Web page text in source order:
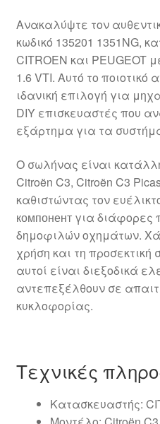
Ανακαλύψτε τον
κωδικό 135201 1351NG,
CITROEN και PEUGEOT
1.6 VTI. Αυτό το ποιοτικό
ιδανική επιλογή για
DIY επισκευαστές που
εξάρτημα για τα
Ο σωλήνας είναι
Citroën C3, Citroën C3
καθιστώντας τον
компонент για
δημοφιλών οχημάτων.
χρήση και τη προσεκτική
αυτοί είναι διεξοδικά
αντεπεξέλθουν σε
κυκλοφορίας.
Τεχνικές
Κατασκευαστής: